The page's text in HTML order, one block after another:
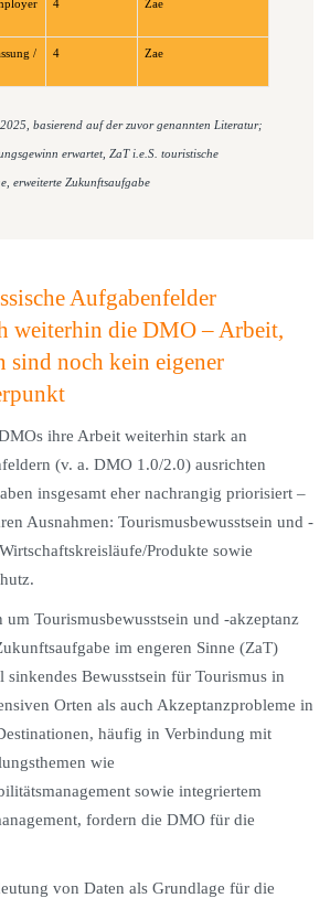
4 Zae
/
4 Zae
basierend auf der zuvor genannten Literatur;
erwartet, ZaT i.e.S. touristische
erweiterte Zukunftsaufgabe
Aufgabenfelder
weiterhin die DMO – Arbeit,
sind noch kein eigener
ihre Arbeit weiterhin stark an
(v. a. DMO 1.0/2.0) ausrichten
insgesamt eher nachrangig priorisiert –
Ausnahmen: Tourismusbewusstsein und -
Produkte sowie
um Tourismusbewusstsein und -akzeptanz
im engeren Sinne (ZaT)
sinkendes Bewusstsein für Tourismus in
Orten als auch Akzeptanzprobleme in
häufig in Verbindung mit
wie
sowie integriertem
fordern die DMO für die
von Daten als Grundlage für die